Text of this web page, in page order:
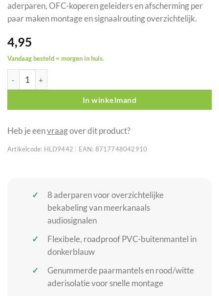
aderparen, OFC-koperen geleiders en afscherming per
paar maken montage en signaalrouting overzichtelijk.
4,95
Vandaag besteld = morgen in huis.
DAP MK-822 8-parige studiokabel blauw per meter aantal
In winkelmand
Heb je eenvraagover dit product?
Artikelcode: HLD9442 EAN: 8717748042910
8 aderparen voor overzichtelijke
bekabeling van meerkanaals
audiosignalen
Flexibele, roadproof PVC-buitenmantel in
donkerblauw
Genummerde paarmantels en rood/witte
aderisolatie voor snelle montage